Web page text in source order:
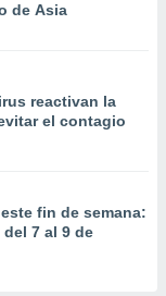
de Asia
reactivan la
el contagio
fin de semana:
7 al 9 de